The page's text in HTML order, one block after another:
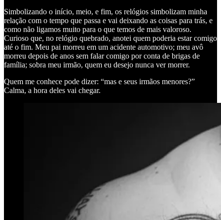
Simbolizando o início, meio, e fim, os relógios simbolizam minha
relação com o tempo que passa e vai deixando as coisas para trás, e
como não ligamos muito para o que temos de mais valoroso.
Curioso que, no relógio quebrado, anotei quem poderia estar comigo
até o fim. Meu pai morreu em um acidente automotivo; meu avô
morreu depois de anos sem falar comigo por conta de brigas de
família; sobra meu irmão, quem eu desejo nunca ver morrer.
Quem me conhece pode dizer: “mas e seus irmãos menores?”
Calma, a hora deles vai chegar.